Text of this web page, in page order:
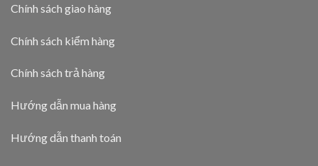
Chính sách giao hàng
Chính sách kiểm hàng
Chính sách trả hàng
Hướng dẫn mua hàng
Hướng dẫn thanh toán